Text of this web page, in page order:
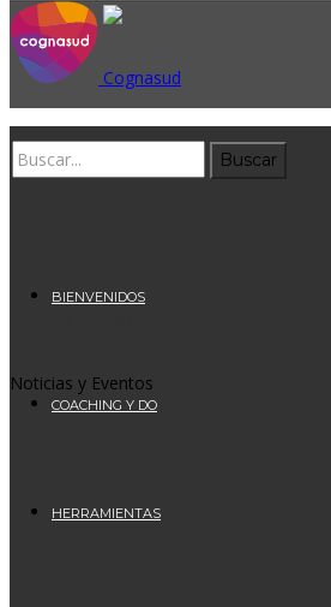
BIENVENIDOS
COACHING Y DO
HERRAMIENTAS
Noticias y Eventos